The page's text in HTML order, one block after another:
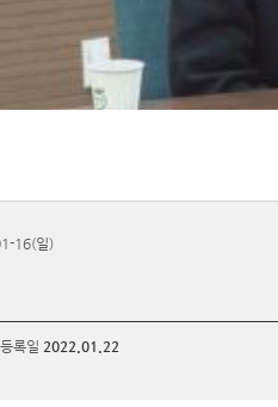
16(일)
등록일 2022.01.22